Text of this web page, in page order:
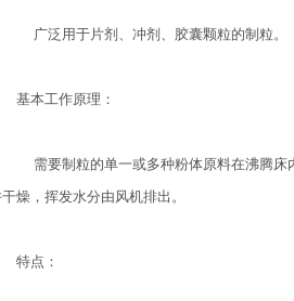
广泛用于片剂、冲剂、胶囊颗粒的制粒。
基本工作原理：
需要制粒的单一或多种粉体原料在沸腾床
燥，挥发水分由风机排出。
特点：